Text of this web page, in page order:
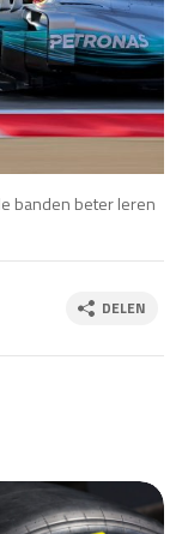
banden beter leren
DELEN